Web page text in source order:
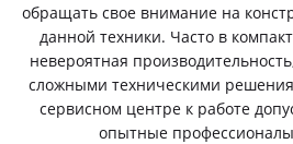
обращать свое внимание на
данной техники. Часто в
невероятная
сложными техническими
сервисном центре к работе
опытные профессионалы